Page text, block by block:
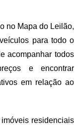
no Mapa do Leilão,
para todo o
acompanhar todos
e encontrar
em relação ao
residenciais